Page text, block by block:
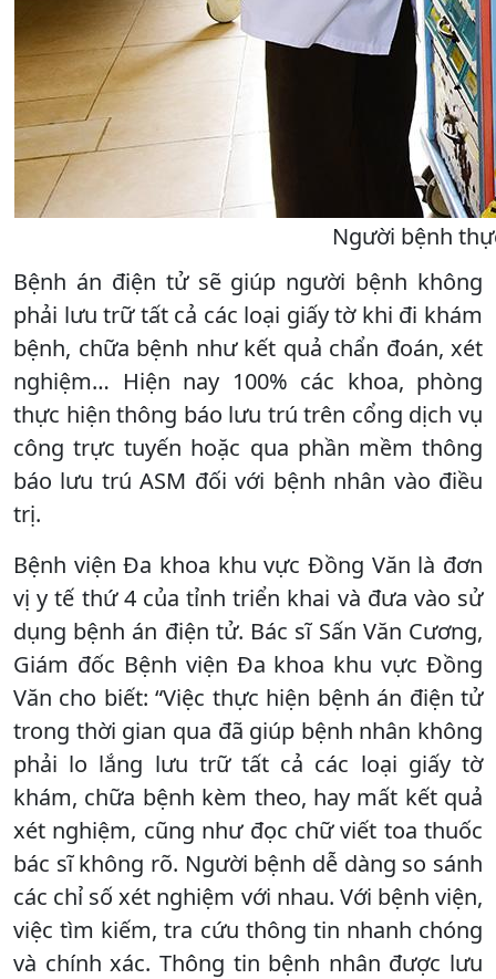
Người bệnh
Bệnh án điện tử sẽ giúp người bệnh không
phải lưu trữ tất cả các loại giấy tờ khi đi khám
bệnh, chữa bệnh như kết quả chẩn đoán, xét
nghiệm… Hiện nay 100% các khoa, phòng
thực hiện thông báo lưu trú trên cổng dịch vụ
công trực tuyến hoặc qua phần mềm thông
báo lưu trú ASM đối với bệnh nhân vào điều
trị.
Bệnh viện Đa khoa khu vực Đồng Văn là đơn
vị y tế thứ 4 của tỉnh triển khai và đưa vào sử
dụng bệnh án điện tử. Bác sĩ Sấn Văn Cương,
Giám đốc Bệnh viện Đa khoa khu vực Đồng
Văn cho biết: “Việc thực hiện bệnh án điện tử
trong thời gian qua đã giúp bệnh nhân không
phải lo lắng lưu trữ tất cả các loại giấy tờ
khám, chữa bệnh kèm theo, hay mất kết quả
xét nghiệm, cũng như đọc chữ viết toa thuốc
bác sĩ không rõ. Người bệnh dễ dàng so sánh
các chỉ số xét nghiệm với nhau. Với bệnh viện,
việc tìm kiếm, tra cứu thông tin nhanh chóng
và chính xác. Thông tin bệnh nhân được lưu